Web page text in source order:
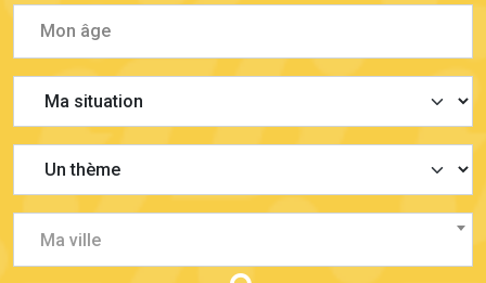
Ma ville